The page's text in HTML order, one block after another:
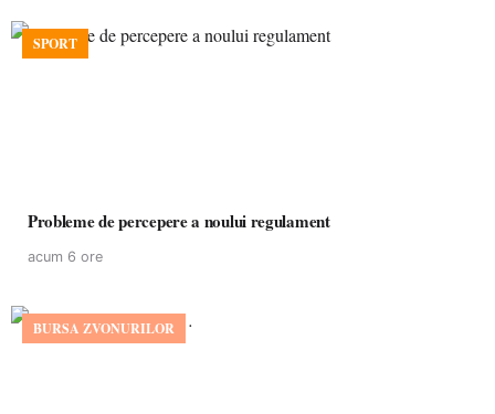
SPORT
Probleme de percepere a noului regulament
acum 6 ore
BURSA ZVONURILOR